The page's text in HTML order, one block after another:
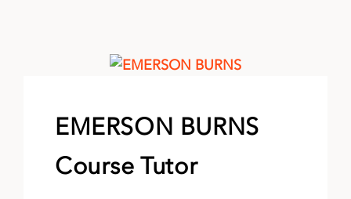
EMERSON BURNS
Course Tutor